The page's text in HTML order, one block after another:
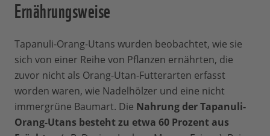
Ernährungsweise
Tapanuli-Orang-Utans wurden beobachtet, wie sie
sich von einer Reihe von Pflanzen ernährten, die
zuvor nicht als Orang-Utan-Futterarten erfasst
worden waren, wie Nadelhölzer und eine nicht
immergrüne Baumart. Die Nahrung der Tapanuli-
Orang-Utans besteht zu etwa 60 Prozent aus